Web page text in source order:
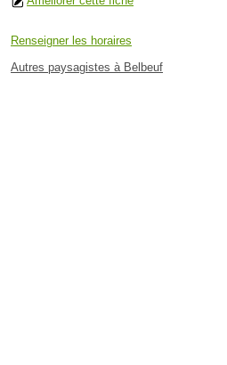
Renseigner les horaires
Autres paysagistes à Belbeuf